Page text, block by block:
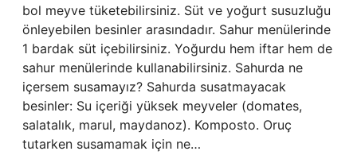
bol meyve tüketebilirsiniz. Süt ve yoğurt susuzluğu
önleyebilen besinler arasındadır. Sahur menülerinde
1 bardak süt içebilirsiniz. Yoğurdu hem iftar hem de
sahur menülerinde kullanabilirsiniz. Sahurda ne
içersem susamayız? Sahurda susatmayacak
besinler: Su içeriği yüksek meyveler (domates,
salatalık, marul, maydanoz). Komposto. Oruç
tutarken susamamak için ne…